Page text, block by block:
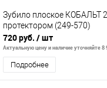
Зубило плоское КОБАЛЬТ
протектором (249-570)
720 руб. / шт
Актуальную цену и наличие уточняйте 8
Подробнее